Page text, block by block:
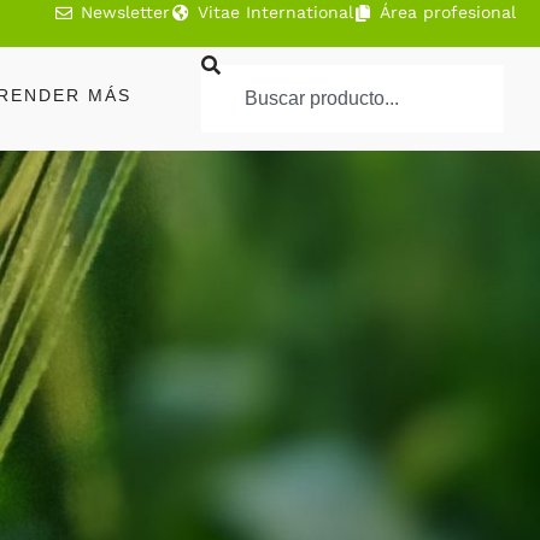
Newsletter Vitae International Área profesional
MÁS